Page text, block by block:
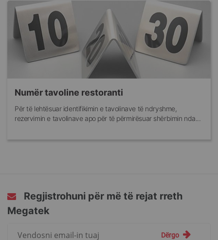
Numër tavoline restoranti
Për të lehtësuar identifikimin e tavolinave të ndryshme,
rezervimin e tavolinave apo për të përmirësuar shërbimin nda...
Regjistrohuni për më të rejat rreth
Megatek
Dërgo